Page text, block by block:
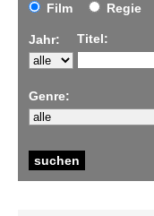
Film
Regie
Jahr: Titel:
Genre: